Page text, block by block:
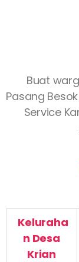
Buat
Pasang
Service
Keluraha
n Desa
Krian